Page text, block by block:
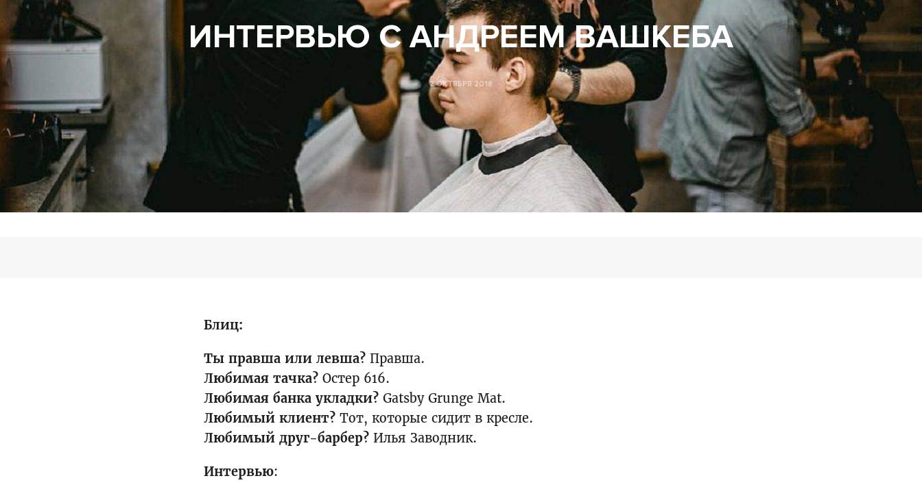
Уход и трихология
Обучение у вас в салоне
Искусство преподавания
Обучение парикмахеров с нуля
ИНТЕРВЬЮ С АНДРЕЕМ ВАШКЕБА
2 ОКТЯБРЯ 2018
Блиц:
Ты правша или левша? Правша.
Любимая тачка? Остер 616.
Любимая банка укладки? Gatsby Grunge Mat.
Любимый клиент? Тот, которые сидит в кресле.
Любимый друг-барбер? Илья Заводник.
Интервью: